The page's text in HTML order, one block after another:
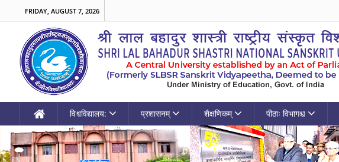
FRIDAY, AUGUST 7, 2026
विश्वविद्यालय: प्रशासनम् शैक्षणिकम् पीठाः विभागश्च